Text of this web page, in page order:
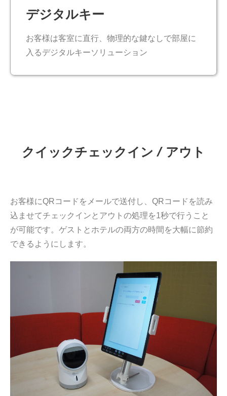
デジタルキー​
お客様は客室に直行、物理的な鍵なしで部屋に
入るデジタルキーソリューション​
クイックチェックイン / アウト​
お客様にQRコードをメールで送付し、QRコードを読み
込ませてチェックインとアウトの処理を1秒で行うこと
が可能です。ゲストとホテルの両方の時間を大幅に節約
できるようにします。